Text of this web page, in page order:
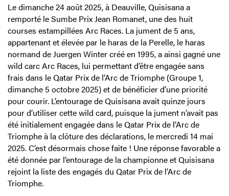
Le dimanche 24 août 2025, à Deauville, Quisisana a
remporté le Sumbe Prix Jean Romanet, une des huit
courses estampillées Arc Races. La jument de 5 ans,
appartenant et élevée par le haras de la Perelle, le haras
normand de Juergen Winter créé en 1995, a ainsi gagné une
wild carc Arc Races, lui permettant d’être engagée sans
frais dans le Qatar Prix de l’Arc de Triomphe (Groupe 1,
dimanche 5 octobre 2025) et de bénéficier d’une priorité
pour courir. L’entourage de Quisisana avait quinze jours
pour d’utiliser cette wild card, puisque la jument n’avait pas
été initialement engagée dans le Qatar Prix de l’Arc de
Triomphe à la clôture des déclarations, le mercredi 14 mai
2025. C’est désormais chose faite ! Une réponse favorable a
été donnée par l’entourage de la championne et Quisisana
rejoint la liste des engagés du Qatar Prix de l’Arc de
Triomphe.